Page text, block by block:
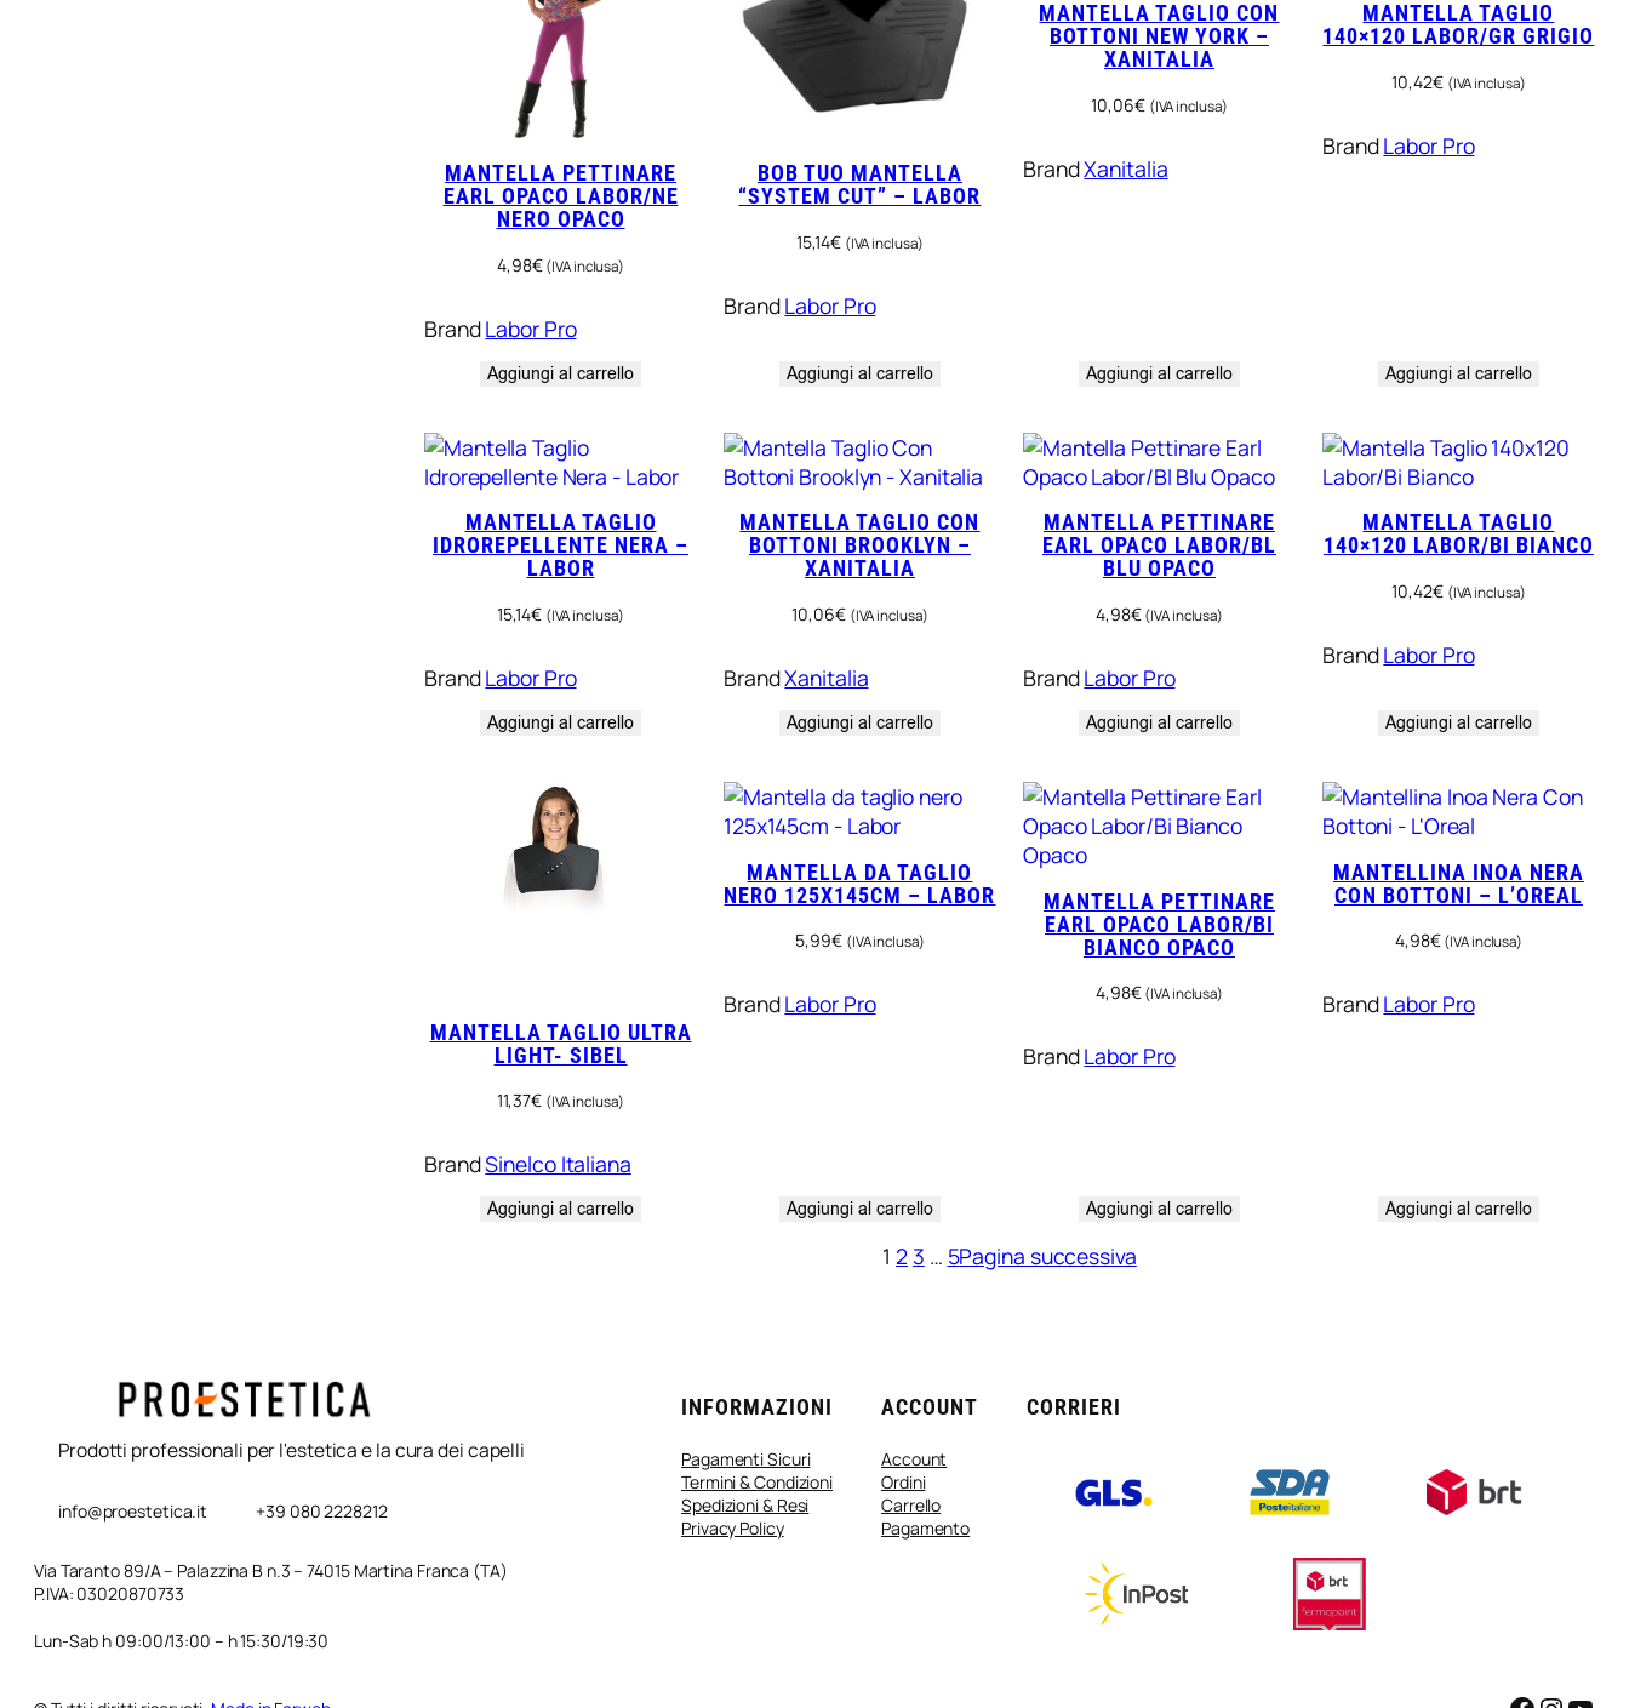
MANTELLA PETTINARE
EARL OPACO LABOR/NE
NERO OPACO
4,98€ (IVA inclusa)
BrandLabor Pro
Aggiungi al carrello
BOB TUO MANTELLA
“SYSTEM CUT” – LABOR
15,14€ (IVA inclusa)
BrandLabor Pro
Aggiungi al carrello
MANTELLA TAGLIO CON
BOTTONI NEW YORK –
XANITALIA
10,06€ (IVA inclusa)
BrandXanitalia
Aggiungi al carrello
MANTELLA TAGLIO
140×120 LABOR/GR GRIGIO
10,42€ (IVA inclusa)
BrandLabor Pro
Aggiungi al carrello
MANTELLA TAGLIO
IDROREPELLENTE NERA –
LABOR
15,14€ (IVA inclusa)
BrandLabor Pro
Aggiungi al carrello
MANTELLA TAGLIO CON
BOTTONI BROOKLYN –
XANITALIA
10,06€ (IVA inclusa)
BrandXanitalia
Aggiungi al carrello
MANTELLA PETTINARE
EARL OPACO LABOR/BL
BLU OPACO
4,98€ (IVA inclusa)
BrandLabor Pro
Aggiungi al carrello
MANTELLA TAGLIO
140×120 LABOR/BI BIANCO
10,42€ (IVA inclusa)
BrandLabor Pro
Aggiungi al carrello
MANTELLA TAGLIO ULTRA
LIGHT- SIBEL
11,37€ (IVA inclusa)
BrandSinelco Italiana
Aggiungi al carrello
MANTELLA DA TAGLIO
NERO 125X145CM – LABOR
5,99€ (IVA inclusa)
BrandLabor Pro
Aggiungi al carrello
MANTELLA PETTINARE
EARL OPACO LABOR/BI
BIANCO OPACO
4,98€ (IVA inclusa)
BrandLabor Pro
Aggiungi al carrello
MANTELLINA INOA NERA
CON BOTTONI – L’OREAL
4,98€ (IVA inclusa)
BrandLabor Pro
Aggiungi al carrello
1 23 … 5Pagina successiva
Prodotti professionali per l'estetica e la cura dei capelli
info@proestetica.it +39 080 2228212
Via Taranto 89/A – Palazzina B n.3 – 74015 Martina Franca (TA)
P.IVA: 03020870733
Lun-Sab h 09:00/13:00 – h 15:30/19:30
INFORMAZIONI
Pagamenti Sicuri
Termini & Condizioni
Spedizioni & Resi
Privacy Policy
ACCOUNT
Account
Ordini
Carrello
Pagamento
CORRIERI